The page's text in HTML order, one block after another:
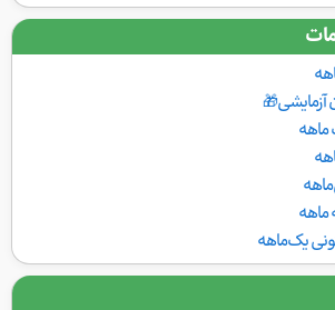
یک‌ماهه